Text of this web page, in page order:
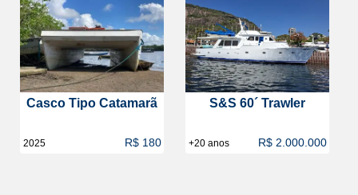
Casco Tipo Catamarã
2025 R$ 180
S&S 60´ Trawler
+20 anos R$ 2.000.000